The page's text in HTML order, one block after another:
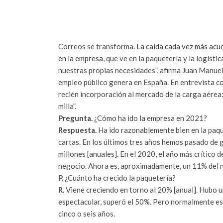
Correos se transforma. La caída cada vez más
en la empresa, que ve en la paquetería y la
nuestras propias necesidades”, afirma Juan
empleo público genera en España. En entrevista
recién incorporación al mercado de la carga
milla”.
Pregunta. ¿Cómo ha ido la empresa en 2021?
Respuesta. Ha ido razonablemente bien en la
cartas. En los últimos tres años hemos pasado
millones [anuales]. En el 2020, el año más crítico
negocio. Ahora es, aproximadamente, un 11% del
P. ¿Cuánto ha crecido la paquetería?
R.Viene creciendo en torno al 20% [anual]. Hubo
espectacular, superó el 50%. Pero normalmente
cinco o seis años.